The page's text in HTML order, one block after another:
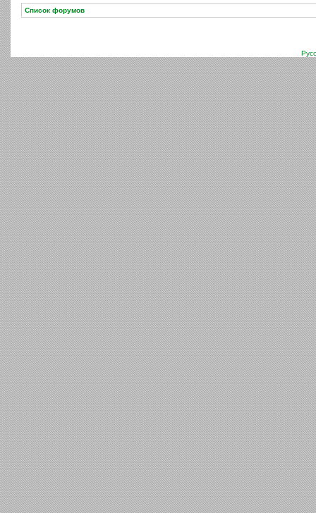
Список форумов